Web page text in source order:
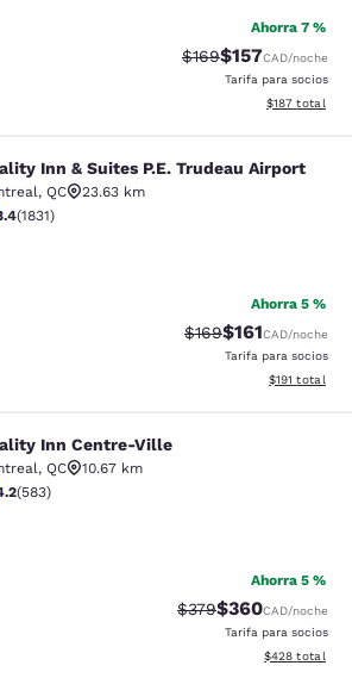
Ahorra 7 %
Precio tachado:
$169Precio con
$157CAD/noche
Tarifa para socios
Ver detalles
$187 total
Suites P.E. Trudeau
Inn & Suites P.E. Trudeau Airport
, QC
23.63 km
de 3.38 estrellas. Bueno. 1831 reseñas
(1831)
Ahorra 5 %
Precio tachado:
$169Precio con
$161CAD/noche
Tarifa para socios
Ver detalles
$191 total
Ville
Inn Centre-Ville
, QC
10.67 km
de 4.16 estrellas. Muy bueno. 583 reseñas
(583)
Ahorra 5 %
Precio tachado:
$379Precio con
$360CAD/noche
Tarifa para socios
Ver detalles
$428 total